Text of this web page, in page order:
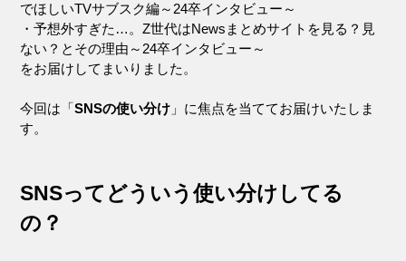
でほしいTVサブスク編～24卒インタビュー～
・予想外すぎた…。Z世代はNewsまとめサイトを見る？見
ない？とその理由～24卒インタビュー～
をお届けしてまいりました。
今回は「SNSの使い分け 」に焦点を当ててお届けいたしま
す。
SNSってどういう使い分けしてる
の？